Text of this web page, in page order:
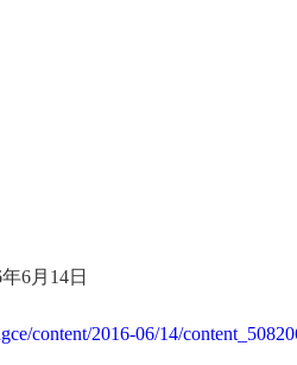
6月14日
content/2016-06/14/